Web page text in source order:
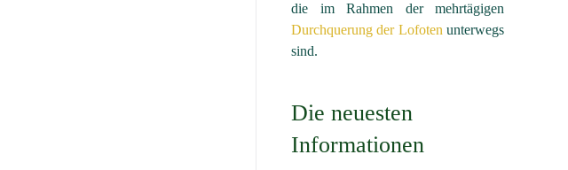
die im Rahmen der mehrtägigen
Durchquerung der Lofoten unterwegs
sind.
Die neuesten
Informationen